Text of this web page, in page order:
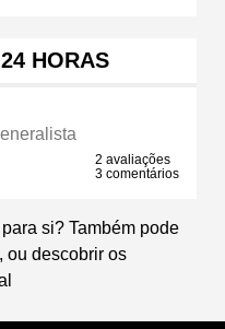
HORAS
2 avaliações
3 comentários
si? Também pode
, ou descobrir os